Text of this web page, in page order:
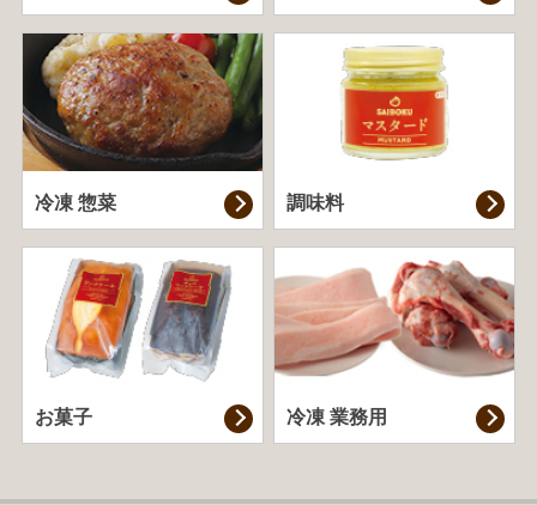
冷凍 惣菜 調味料
お菓子 冷凍 業務用